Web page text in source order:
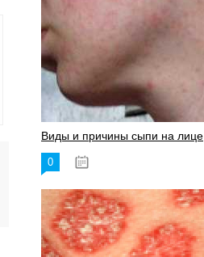
Виды и причины сыпи на лице
0